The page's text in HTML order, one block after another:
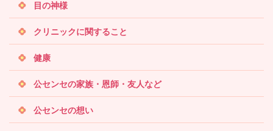
目の神様
クリニックに関すること
健康
公センセの家族・恩師・友人など
公センセの想い